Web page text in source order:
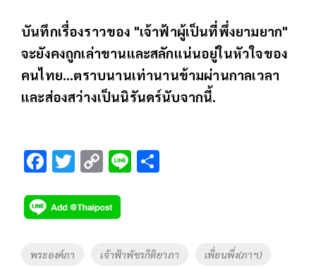
บันทึกเรื่องราวของ "เจ้าฟ้าผู้เป็นที่พึ่งยามยาก"
จะยังคงถูกเล่าขานและสลักแน่นอยู่ในหัวใจของ
คนไทย...ตราบนานเท่านานข้ามผ่านกาลเวลา
และส่องสว่างเป็นนิรันดร์นับจากนี้.
F
e
b
o
T
tt
er
C
p
y
Li
Li
Tags
พระองค์ภา เจ้าฟ้าพัชรกิติยาภา เพื่อนพึ่ง(ภาฯ)